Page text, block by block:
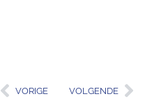
Vorige
VORIGE VOLGENDE